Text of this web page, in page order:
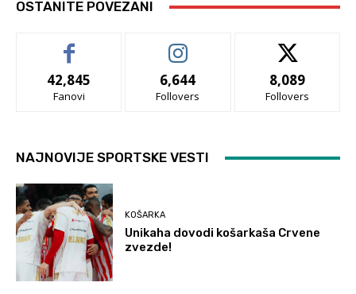
OSTANITE POVEZANI
42,845
Fanovi
6,644
Follovers
8,089
Follovers
NAJNOVIJE SPORTSKE VESTI
KOŠARKA
Unikaha dovodi košarkaša Crvene
zvezde!